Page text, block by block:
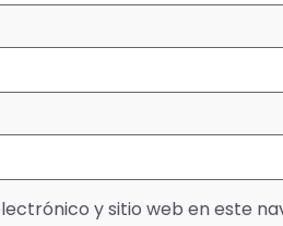
y sitio web en este